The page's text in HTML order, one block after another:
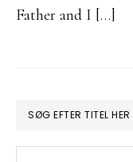
Father and I […]
PRIMÆR
SIDEBAR
SØG EFTER TITEL HER